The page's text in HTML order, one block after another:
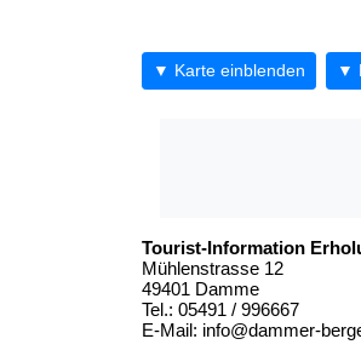
▼ Karte einblenden ▼
Tourist-Information
Mühlenstrasse 12
49401 Damme
Tel.: 05491 / 996667
E-Mail: info@dammer-